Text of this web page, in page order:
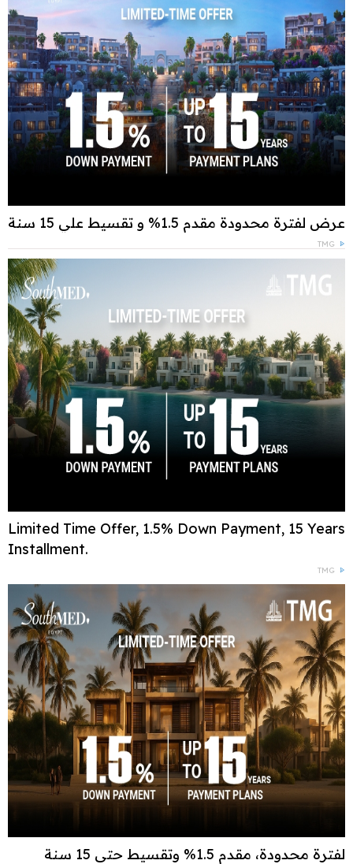
عرض لفترة محدودة مقدم 1.5% و تقسيط علي 15 سنة
TMG
Limited Time Offer, 1.5% Down Payment, 15 Years
Installment.
TMG
لفترة محدودة، مقدم 1.5% وتقسيط حتى 15 سنة